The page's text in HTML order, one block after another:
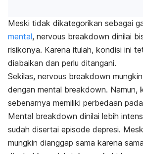
Meski tidak dikategorikan sebagai
mental, nervous breakdown dinilai
risikonya. Karena itulah, kondisi ini
diabaikan dan perlu ditangani.
Sekilas, nervous breakdown
dengan mental breakdown. Namun,
sebenarnya memiliki perbedaan
Mental breakdown dinilai lebih
sudah disertai episode depresi.
mungkin dianggap sama karena